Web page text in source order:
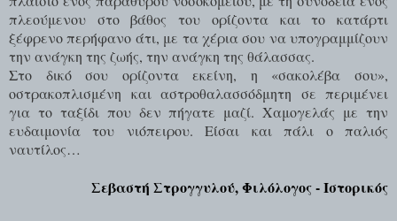
πλεούμενου στο βάθος του ορίζοντα και το κατάρτι
ξέφρενο περήφανο άτι, με τα χέρια σου να υπογραμμίζουν
την ανάγκη της ζωής, την ανάγκη της θάλασσας.
Στο δικό σου ορίζοντα εκείνη, η «σακολέβα σου»,
οστρακοπλισμένη και αστροθαλασσόδμητη σε περιμένει
για το ταξίδι που δεν πήγατε μαζί. Χαμογελάς με την
ευδαιμονία του νιόπειρου. Είσαι και πάλι ο παλιός
ναυτίλος…
Σεβαστή Στρογγυλού, Φιλόλογος - Ιστορικός